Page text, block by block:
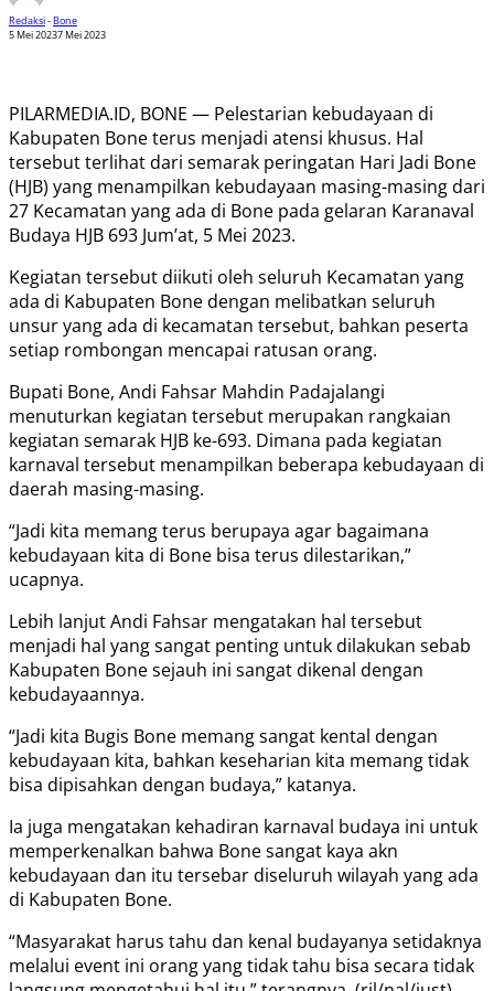
Redaksi-Bone
5 Mei 20237 Mei 2023
PILARMEDIA.ID, BONE — Pelestarian kebudayaan di
Kabupaten Bone terus menjadi atensi khusus. Hal
tersebut terlihat dari semarak peringatan Hari Jadi Bone
(HJB) yang menampilkan kebudayaan masing-masing dari
27 Kecamatan yang ada di Bone pada gelaran Karanaval
Budaya HJB 693 Jum’at, 5 Mei 2023.
Kegiatan tersebut diikuti oleh seluruh Kecamatan yang
ada di Kabupaten Bone dengan melibatkan seluruh
unsur yang ada di kecamatan tersebut, bahkan peserta
setiap rombongan mencapai ratusan orang.
Bupati Bone, Andi Fahsar Mahdin Padajalangi
menuturkan kegiatan tersebut merupakan rangkaian
kegiatan semarak HJB ke-693. Dimana pada kegiatan
karnaval tersebut menampilkan beberapa kebudayaan di
daerah masing-masing.
“Jadi kita memang terus berupaya agar bagaimana
kebudayaan kita di Bone bisa terus dilestarikan,”
ucapnya.
Lebih lanjut Andi Fahsar mengatakan hal tersebut
menjadi hal yang sangat penting untuk dilakukan sebab
Kabupaten Bone sejauh ini sangat dikenal dengan
kebudayaannya.
“Jadi kita Bugis Bone memang sangat kental dengan
kebudayaan kita, bahkan keseharian kita memang tidak
bisa dipisahkan dengan budaya,” katanya.
Ia juga mengatakan kehadiran karnaval budaya ini untuk
memperkenalkan bahwa Bone sangat kaya akn
kebudayaan dan itu tersebar diseluruh wilayah yang ada
di Kabupaten Bone.
“Masyarakat harus tahu dan kenal budayanya setidaknya
melalui event ini orang yang tidak tahu bisa secara tidak